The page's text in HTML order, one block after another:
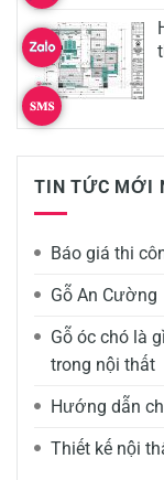
TIN TỨC MỚI
Báo giá thi
Gỗ An Cường
Gỗ óc chó là
trong nội thất
Hướng dẫn
Thiết kế nội